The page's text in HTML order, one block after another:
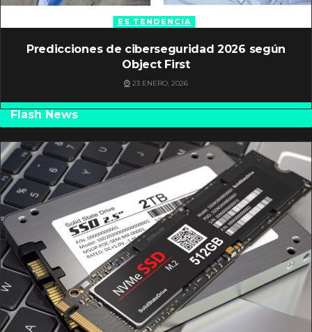
ES TENDENCIA
Predicciones de ciberseguridad 2026 según
Object First
23 ENERO, 2026
Flash News